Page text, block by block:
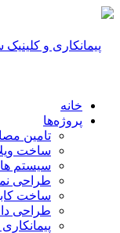
خانه
پروژه‌ها
تامین
ساخت
سیستم
طراحی
ساخت
طراحی